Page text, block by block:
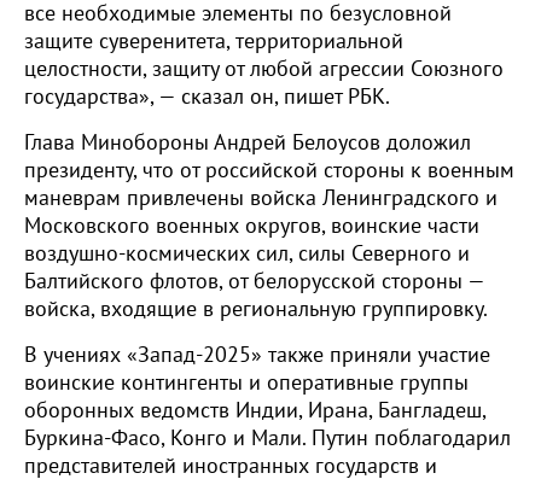
все необходимые элементы по безусловной
защите суверенитета, территориальной
целостности, защиту от любой агрессии Союзного
государства», — сказал он, пишет РБК.
Глава Минобороны Андрей Белоусов доложил
президенту, что от российской стороны к военным
маневрам привлечены войска Ленинградского и
Московского военных округов, воинские части
воздушно-космических сил, силы Северного и
Балтийского флотов, от белорусской стороны —
войска, входящие в региональную группировку.
В учениях «Запад-2025» также приняли участие
воинские контингенты и оперативные группы
оборонных ведомств Индии, Ирана, Бангладеш,
Буркина-Фасо, Конго и Мали. Путин поблагодарил
представителей иностранных государств и